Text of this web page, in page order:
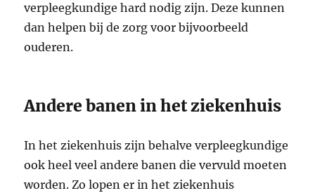
verpleegkundige hard nodig zijn. Deze kunnen
dan helpen bij de zorg voor bijvoorbeeld
ouderen.
Andere banen in het ziekenhuis
In het ziekenhuis zijn behalve verpleegkundige
ook heel veel andere banen die vervuld moeten
worden. Zo lopen er in het ziekenhuis